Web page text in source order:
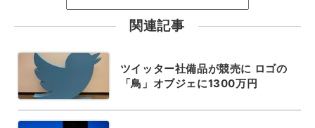
関連記事
ツイッター社備品が競売に ロゴの
「鳥」オブジェに1300万円